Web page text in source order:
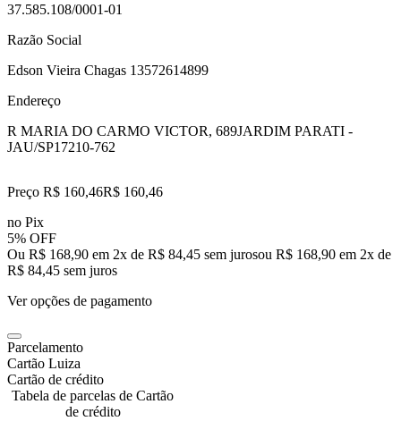
37.585.108/0001-01
Razão Social
Edson Vieira Chagas 13572614899
Endereço
R MARIA DO CARMO VICTOR, 689JARDIM PARATI -
JAU/SP17210-762
Preço R$ 160,46R$ 160,46
no Pix
5% OFF
Ou R$ 168,90 em 2x de R$ 84,45 sem jurosou R$ 168,90 em 2x de
R$ 84,45 sem juros
Ver opções de pagamento
Parcelamento
Cartão Luiza
Cartão de crédito
Tabela de parcelas de Cartão
de crédito